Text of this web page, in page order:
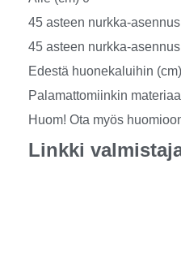
45 asteen nurkka-
45 asteen nurkka-
Edestä huonekaluihin
Palamattomiinkin
Huom! Ota myös
Linkki